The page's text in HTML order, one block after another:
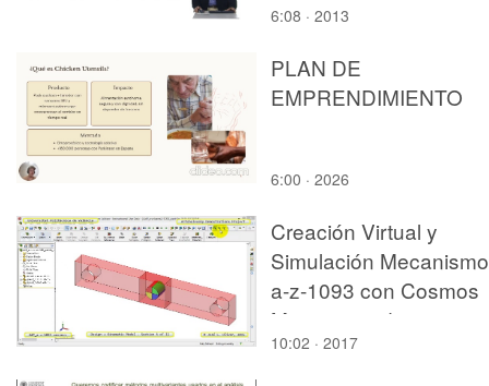
6:08 · 2013
PLAN DE
EMPRENDIMIENTO
6:00 · 2026
Creación Virtual y
Simulación Mecanismo
a-z-1093 con Cosmos
Motion - 05 de 11
10:02 · 2017